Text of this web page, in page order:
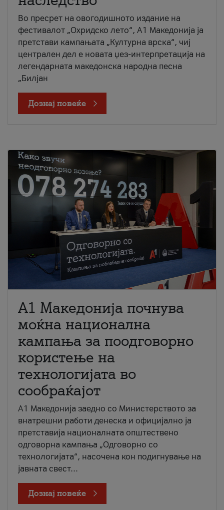
Во пресрет на овогодишното издание на
фестивалот „Охридско лето“, А1 Македонија ја
претстави кампањата „Културна врска“, чиј
централен дел е новата џез-интерпретација на
легендарната македонска народна песна
„Билјан
Дознај повеќе
A1 Македонија почнува
моќна национална
кампања за поодговорно
користење на
технологијата во
сообраќајот
A1 Македонија заедно со Министерството за
внатрешни работи денеска и официјално ја
претставија националната општествено
одговорна кампања „Одговорно со
технологијата“, насочена кон подигнување на
јавната свест...
Дознај повеќе